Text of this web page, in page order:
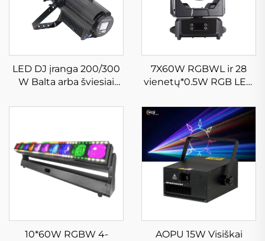
LED DJ įranga 200/300
W Balta arba šviesiai
profilio sparnas
teatram
7X60W RGBWL ir 28
vienetų*0.5W RGB LED
galvos šviesa, vandens
atspari LED ploninanti
zoom šviesa skyniui,
diskotekai, klubui
10*60W RGBW 4-
AOPU 15W Visiškai